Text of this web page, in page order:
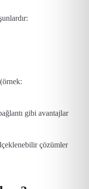
gibi avantajlar
çözümler